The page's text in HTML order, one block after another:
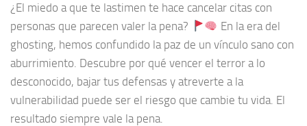
¿El miedo a que te lastimen te hace cancelar citas con
personas que parecen valer la pena?
En la era del
ghosting, hemos confundido la paz de un vínculo sano con
aburrimiento. Descubre por qué vencer el terror a lo
desconocido, bajar tus defensas y atreverte a la
vulnerabilidad puede ser el riesgo que cambie tu vida. El
resultado siempre vale la pena.